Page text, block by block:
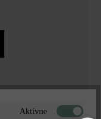
Aktívne